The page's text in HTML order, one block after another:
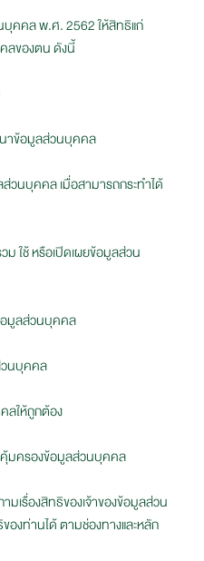
คคล พ.ศ. 2562 ให้สิทธิแก่
ลของตน ดังนี้
าข้อมูลส่วนบุคคล
นบุคคล เมื่อสามารถกระทำได้
ใช้ หรือเปิดเผยข้อมูลส่วน
มูลส่วนบุคคล
นบุคคล
ให้ถูกต้อง
มครองข้อมูลส่วนบุคคล
รื่องสิทธิของเจ้าของข้อมูลส่วน
องท่านได้ ตามช่องทางและหลัก